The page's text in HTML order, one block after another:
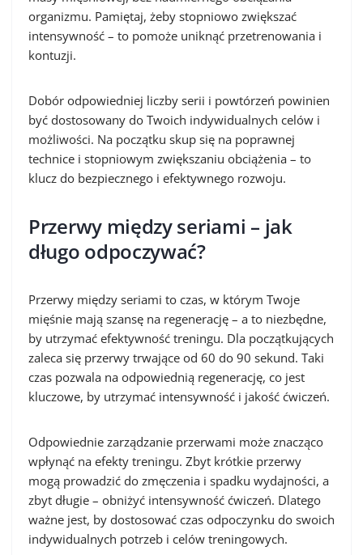
organizmu. Pamiętaj, żeby stopniowo zwiększać
intensywność – to pomoże uniknąć przetrenowania i
kontuzji.
Dobór odpowiedniej liczby serii i powtórzeń powinien
być dostosowany do Twoich indywidualnych celów i
możliwości. Na początku skup się na poprawnej
technice i stopniowym zwiększaniu obciążenia – to
klucz do bezpiecznego i efektywnego rozwoju.
Przerwy między seriami – jak
długo odpoczywać?
Przerwy między seriami to czas, w którym Twoje
mięśnie mają szansę na regenerację – a to niezbędne,
by utrzymać efektywność treningu. Dla początkujących
zaleca się przerwy trwające od 60 do 90 sekund. Taki
czas pozwala na odpowiednią regenerację, co jest
kluczowe, by utrzymać intensywność i jakość ćwiczeń.
Odpowiednie zarządzanie przerwami może znacząco
wpłynąć na efekty treningu. Zbyt krótkie przerwy
mogą prowadzić do zmęczenia i spadku wydajności, a
zbyt długie – obniżyć intensywność ćwiczeń. Dlatego
ważne jest, by dostosować czas odpoczynku do swoich
indywidualnych potrzeb i celów treningowych.